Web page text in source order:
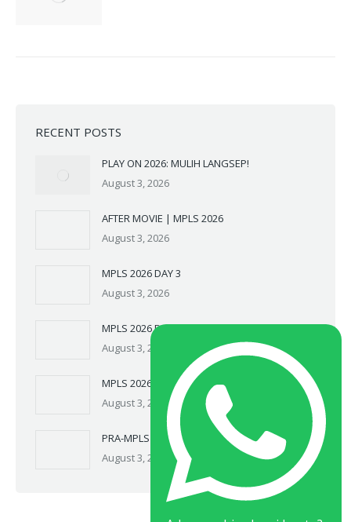
RECENT POSTS
PLAY ON 2026: MULIH LANGSEP!
August 3, 2026
AFTER MOVIE | MPLS 2026
August 3, 2026
MPLS 2026 DAY 3
August 3, 2026
MPLS 2026 DAY 2
August 3, 2026
MPLS 2026 DAY 1
August 3, 2026
PRA-MPLS 2026
August 3, 2026